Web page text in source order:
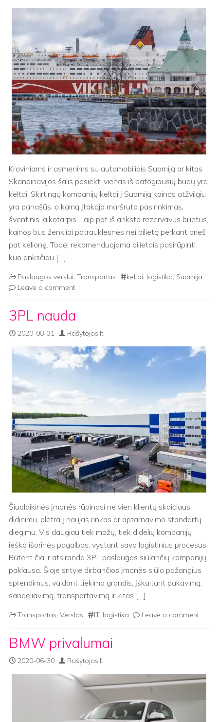
Kroviniams ir asmenims su automobiliais Suomiją ar kitas
Skandinavijos šalis pasiekti vienas iš patogiausių būdų yra
keltai. Skirtingų kompanijų keltai į Suomiją kainos atžvilgiu
yra panašūs, o kainą įtakoja maršruto pasirinkimas,
šventinis laikotarpis. Taip pat iš anksto rezervavus bilietus,
kainos bus ženkliai patrauklesnės nei bilietą perkant prieš
pat kelionę. Todėl rekomenduojama bilietais pasirūpinti
kuo anksčiau […]
Paslaugos verslui, Transportas keltai, logistika, Suomija
Leave a comment
3PL nauda
2020-08-31 Rašytojas.lt
Šiuolaikinės įmonės rūpinasi ne vien klientų skaičiaus
didinimu, plėtra į naujas rinkas ar aptarnavimo standartų
diegimu. Vis daugiau tiek mažų, tiek didelių kompanijų
ieško išorinės pagalbos, vystant savo logistinius procesus.
Būtent čia ir atsiranda 3PL paslaugas siūlančių kompanijų
paklausa. Šioje srityje dirbančios įmonės siūlo pažangius
sprendimus, valdant tiekimo grandis, įskaitant pakavimą,
sandėliavimą, transportavimą ir kitas […]
Transportas, Verslas IT, logistika Leave a comment
BMW privalumai
2020-06-30 Rašytojas.lt